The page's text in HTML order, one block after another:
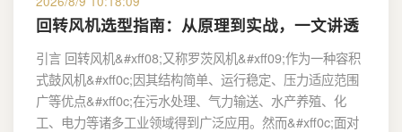
回转风机选型指南：从原理到实战，一文讲透
引言 回转风机&#xff08;又称罗茨风机&#xff09;作为一种容积
式鼓风机&#xff0c;因其结构简单、运行稳定、压力适应范围
广等优点&#xff0c;在污水处理、气力输送、水产养殖、化
工、电力等诸多工业领域得到广泛应用。然而&#xff0c;面对